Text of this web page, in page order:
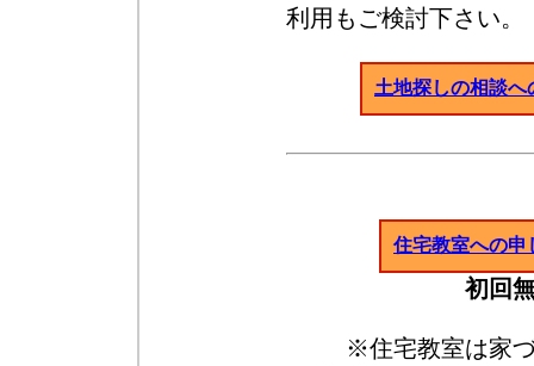
利用もご検討下さい。
土地探しの相談
住宅教室への申
初回
※住宅教室は家